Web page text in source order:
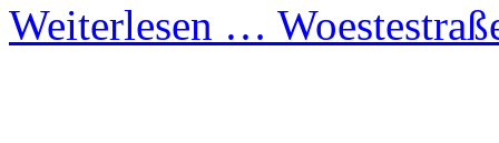
Weiterlesen …